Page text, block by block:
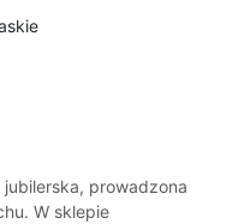
prowadzona
W sklepie